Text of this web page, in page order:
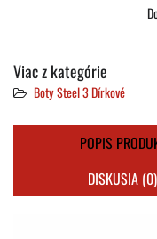
Viac z kategórie
Boty Steel 3 Dírkové
POPIS
DISKUSIA (0)